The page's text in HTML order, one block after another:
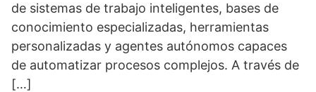
de sistemas de trabajo inteligentes, bases de
conocimiento especializadas, herramientas
personalizadas y agentes autónomos capaces
de automatizar procesos complejos. A través de
[…]